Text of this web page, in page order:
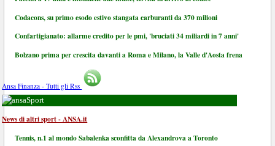
Codacons, su primo esodo estivo stangata carburanti da 370 milioni
Confartigianato: allarme credito per le pmi, 'bruciati 34 miliardi in 7 anni'
Bolzano prima per crescita davanti a Roma e Milano, la Valle d'Aosta frena
Ansa Finanza - Tutti gli Rss
Sport
News di altri sport - ANSA.it
Tennis, n.1 al mondo Sabalenka sconfitta da Alexandrova a Toronto